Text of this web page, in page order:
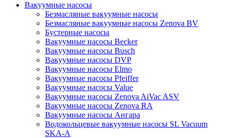
Вакуумные насосы
Безмасляные вакуумные насосы
Безмасляные вакуумные насосы Zenova BV
Бустерные насосы
Вакуумные насосы Becker
Вакуумные насосы Busch
Вакуумные насосы DVP
Вакуумные насосы Elmo
Вакуумные насосы Pfeiffer
Вакуумные насосы Value
Вакуумные насосы Zenova AiVac ASV
Вакуумные насосы Zenova RA
Вакуумные насосы Ангара
Водокольцевые вакуумные насосы SL Vacuum
SKA-A